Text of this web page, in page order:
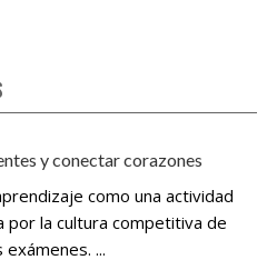
y conectar corazones
como una actividad
por la cultura competitiva de
exámenes. ...